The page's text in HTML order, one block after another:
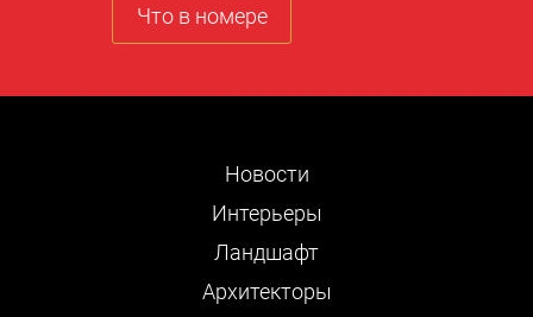
Что в номере
Новости
Интерьеры
Ландшафт
Архитекторы